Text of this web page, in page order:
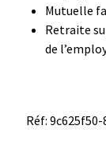
Mutuelle
Retraite
de
Réf: